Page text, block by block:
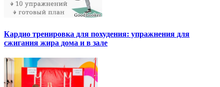
Кардио тренировка для похудения: упражнения для
сжигания жира дома и в зале